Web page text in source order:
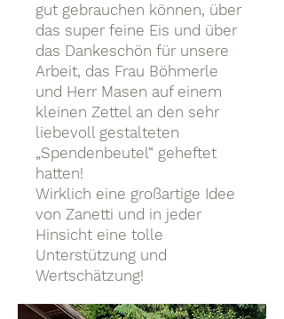
gut gebrauchen können, über
das super feine Eis und über
das Dankeschön für unsere
Arbeit, das Frau Böhmerle
und Herr Masen auf einem
kleinen Zettel an den sehr
liebevoll gestalteten
„Spendenbeutel“ geheftet
hatten!
Wirklich eine großartige Idee
von Zanetti und in jeder
Hinsicht eine tolle
Unterstützung und
Wertschätzung!